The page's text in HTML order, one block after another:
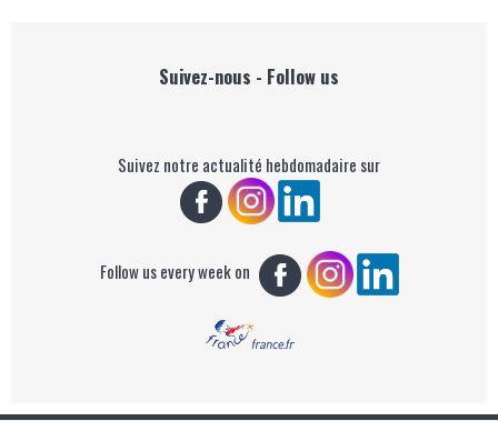
Suivez-nous - Follow us
Suivez notre actualité hebdomadaire sur
Follow us every week on